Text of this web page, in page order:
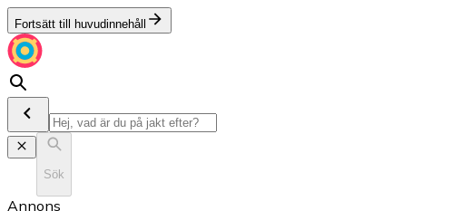
Fortsätt till huvudinnehåll
Sök
Annons